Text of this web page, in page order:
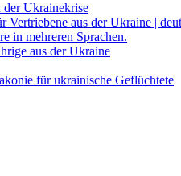
Ukrainekrise
aus der Ukraine |
in mehreren Sprachen.
aus der Ukraine
für ukrainische Geflüchtete